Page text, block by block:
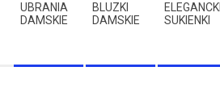
Menu
UBRANIA
DAMSKIE
BLUZKI
DAMSKIE
SUKIENKI